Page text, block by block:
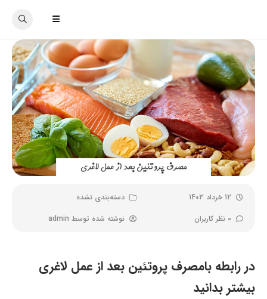
12 خرداد 1403
دسته‌بندی نشده
0 نظر کاربران
نوشته شده توسط admin
در رابطه بامصرف پروتئین بعد از عمل لاغری
بیشتر بدانید